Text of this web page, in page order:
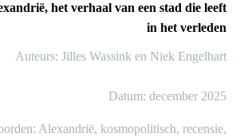
het verhaal van een stad die leeft
in het verleden
Auteurs: Jilles Wassink en Niek Engelhart
Datum: december 2025
Alexandrië, kosmopolitisch, recensie,